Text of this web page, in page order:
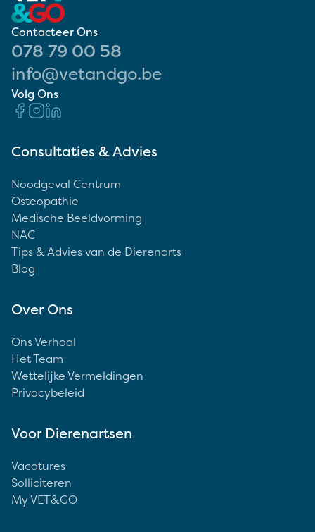
Contacteer Ons
078 79 00 58
info@vetandgo.be
Volg Ons
Consultaties & Advies
Noodgeval Centrum
Osteopathie
Medische Beeldvorming
NAC
Tips & Advies van de Dierenarts
Blog
Over Ons
Ons Verhaal
Het Team
Wettelijke Vermeldingen
Privacybeleid
Voor Dierenartsen
Vacatures
Solliciteren
My VET&GO